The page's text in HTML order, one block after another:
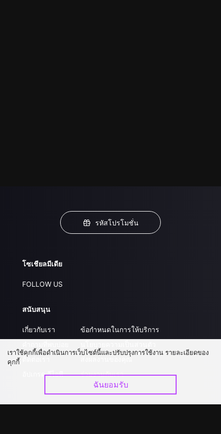
รหัสโปรโมชั่น
โซเชียลมีเดีย
FOLLOW US
สนับสนุน
เกี่ยวกับเรา
ติดต่อเรา
อัปเกรด วีไอพี
ข้อกำหนดในการให้บริการ
ส่งผลงานของคุณ
ร่วมงานกับเรา
เราใช้คุกกี้เพื่อดำเนินการเว็บไซต์นี้และปรับปรุงการใช้งาน รายละเอียดของ
คุกกี้
ฉันยอมรับ